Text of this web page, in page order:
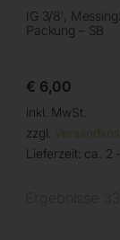
IG 3/8′,
Packung – SB
€ 6,00
inkl. MwSt.
zzgl.
Lieferzeit: ca. 2